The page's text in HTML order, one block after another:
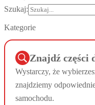
Znajdź części
Wystarczy, że
znajdziemy
samochodu.
Szukaj:
Kategorie